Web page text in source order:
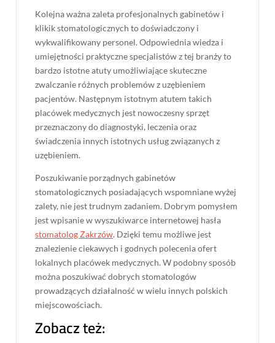
Kolejna ważna zaleta profesjonalnych gabinetów i
klikik stomatologicznych to doświadczony i
wykwalifikowany personel. Odpowiednia wiedza i
umiejętności praktyczne specjalistów z tej branży to
bardzo istotne atuty umożliwiające skuteczne
zwalczanie różnych problemów z uzębieniem
pacjentów. Następnym istotnym atutem takich
placówek medycznych jest nowoczesny sprzęt
przeznaczony do diagnostyki, leczenia oraz
świadczenia innych istotnych usług związanych z
uzębieniem.
Poszukiwanie porządnych gabinetów
stomatologicznych posiadających wspomniane wyżej
zalety, nie jest trudnym zadaniem. Dobrym pomysłem
jest wpisanie w wyszukiwarce internetowej hasła
stomatolog Zakrzów. Dzięki temu możliwe jest
znalezienie ciekawych i godnych polecenia ofert
lokalnych placówek medycznych. W podobny sposób
można poszukiwać dobrych stomatologów
prowadzących działalność w wielu innych polskich
miejscowościach.
Zobacz też: